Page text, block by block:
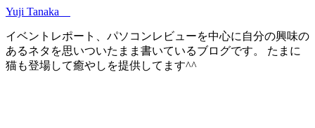
Yuji Tanaka
イベントレポート、パソコンレビューを中心に自分の興味の
あるネタを思いついたまま書いているブログです。 たまに
猫も登場して癒やしを提供してます^^